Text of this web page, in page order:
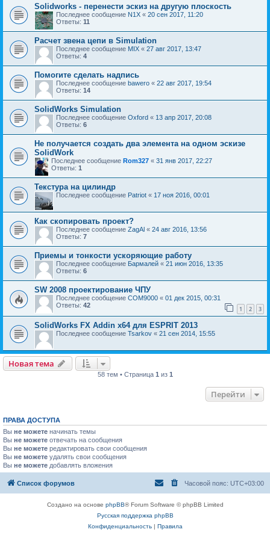
Solidworks - перенести эскиз на другую плоскость
Последнее сообщение N1X « 20 сен 2017, 11:20
Ответы: 11
Расчет звена цепи в Simulation
Последнее сообщение MIX « 27 авг 2017, 13:47
Ответы: 4
Помогите сделать надпись
Последнее сообщение bawero « 22 авг 2017, 19:54
Ответы: 14
SolidWorks Simulation
Последнее сообщение Oxford « 13 апр 2017, 20:08
Ответы: 6
Не получается создать два элемента на одном эскизе
SolidWork
Последнее сообщение Rom327 « 31 янв 2017, 22:27
Ответы: 1
Текстура на цилиндр
Последнее сообщение Patriot « 17 ноя 2016, 00:01
Как скопировать проект?
Последнее сообщение ZagAl « 24 авг 2016, 13:56
Ответы: 7
Приемы и тонкости ускоряющие работу
Последнее сообщение Бармалей « 21 июн 2016, 13:35
Ответы: 6
SW 2008 проектирование ЧПУ
Последнее сообщение COM9000 « 01 дек 2015, 00:31
Ответы: 42 1 2 3
SolidWorks FX Addin x64 для ESPRIT 2013
Последнее сообщение Tsarkov « 21 сен 2014, 15:55
Новая тема
58 тем • Страница 1 из 1
Перейти
ПРАВА ДОСТУПА
Вы не можете начинать темы
Вы не можете отвечать на сообщения
Вы не можете редактировать свои сообщения
Вы не можете удалять свои сообщения
Вы не можете добавлять вложения
Список форумов Часовой пояс: UTC+03:00
Создано на основе phpBB® Forum Software © phpBB Limited
Русская поддержка phpBB
Конфиденциальность| Правила